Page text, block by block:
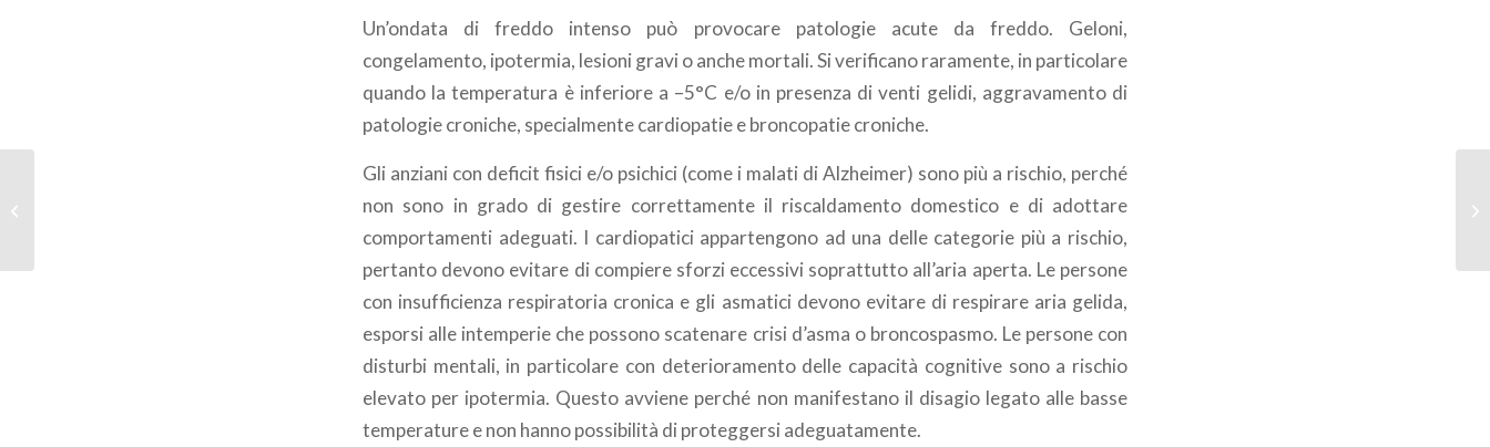
Un’ondata di freddo intenso può provocare patologie acute da freddo. Geloni,
congelamento, ipotermia, lesioni gravi o anche mortali. Si verificano raramente, in particolare
quando la temperatura è inferiore a –5°C e/o in presenza di venti gelidi, aggravamento di
patologie croniche, specialmente cardiopatie e broncopatie croniche.
Gli anziani con deficit fisici e/o psichici (come i malati di Alzheimer) sono più a rischio, perché
non sono in grado di gestire correttamente il riscaldamento domestico e di adottare
comportamenti adeguati. I cardiopatici appartengono ad una delle categorie più a rischio,
pertanto devono evitare di compiere sforzi eccessivi soprattutto all’aria aperta. Le persone
con insufficienza respiratoria cronica e gli asmatici devono evitare di respirare aria gelida,
esporsi alle intemperie che possono scatenare crisi d’asma o broncospasmo. Le persone con
disturbi mentali, in particolare con deterioramento delle capacità cognitive sono a rischio
elevato per ipotermia. Questo avviene perché non manifestano il disagio legato alle basse
temperature e non hanno possibilità di proteggersi adeguatamente.